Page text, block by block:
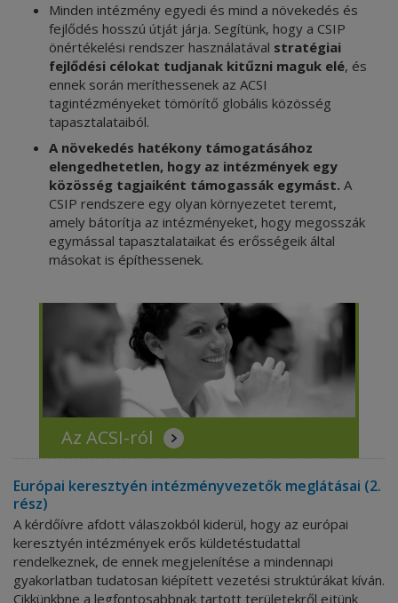
Minden intézmény egyedi és mind a növekedés és
fejlődés hosszú útját járja. Segítünk, hogy a CSIP
önértékelési rendszer használatával stratégiai
fejlődési célokat tudjanak kitűzni maguk elé, és
ennek során meríthessenek az ACSI
tagintézményeket tömörítő globális közösség
tapasztalataiból.
A növekedés hatékony támogatásához
elengedhetetlen, hogy az intézmények egy
közösség tagjaiként támogassák egymást. A
CSIP rendszere egy olyan környezetet teremt,
amely bátorítja az intézményeket, hogy megosszák
egymással tapasztalataikat és erősségeik által
másokat is építhessenek.
Az ACSI-ról
Európai keresztyén intézményvezetők meglátásai (2.
rész)
A kérdőívre afdott válaszokból kiderül, hogy az európai
keresztyén intézmények erős küldetéstudattal
rendelkeznek, de ennek megjelenítése a mindennapi
gyakorlatban tudatosan kiépített vezetési struktúrákat kíván.
Cikkünkbne a legfontosabbnak tartott területekről ejtünk